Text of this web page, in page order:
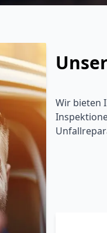
Wir bieten